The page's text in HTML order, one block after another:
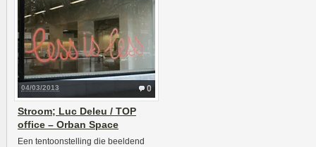
0
04/03/2013
Stroom; Luc Deleu / TOP
office – Orban Space
Een tentoonstelling die beeldend